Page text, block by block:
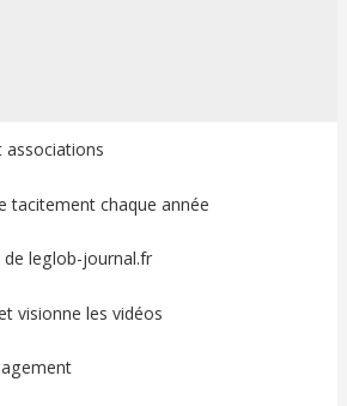
associations
tacitement chaque année
de leglob-journal.fr
visionne les vidéos